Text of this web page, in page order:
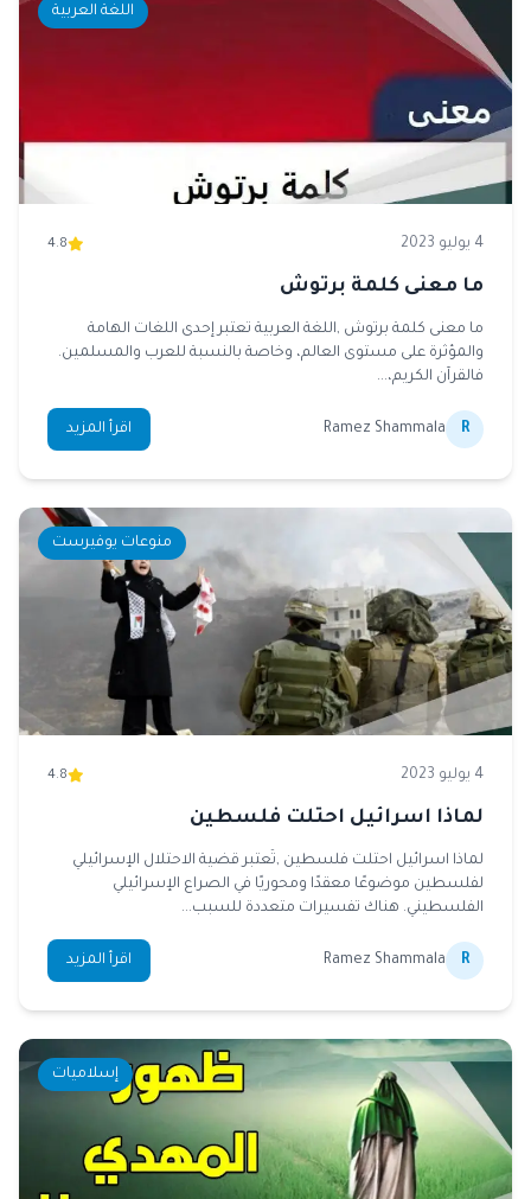
اللغة العربية
4 يوليو 2023 4.8
ما معنى كلمة برتوش
ما معنى كلمة برتوش ,اللغة العربية تعتبر إحدى اللغات الهامة
والمؤثرة على مستوى العالم، وخاصة بالنسبة للعرب والمسلمين.
فالقرآن الكريم،...
R
Ramez Shammala اقرأ المزيد
منوعات يوفيرست
4 يوليو 2023 4.8
لماذا اسرائيل احتلت فلسطين
لماذا اسرائيل احتلت فلسطين ,تُعتبر قضية الاحتلال الإسرائيلي
لفلسطين موضوعًا معقدًا ومحوريًا في الصراع الإسرائيلي
الفلسطيني. هناك تفسيرات متعددة للسبب...
R
Ramez Shammala اقرأ المزيد
إسلاميات